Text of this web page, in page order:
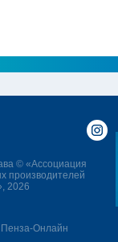
© «Ассоциация
производителей
2026
Пенза-Онлайн